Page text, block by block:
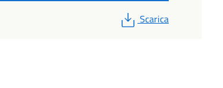
PDF
Scarica